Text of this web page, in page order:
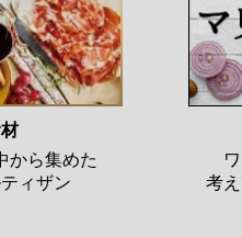
から集めた
ィザン
考